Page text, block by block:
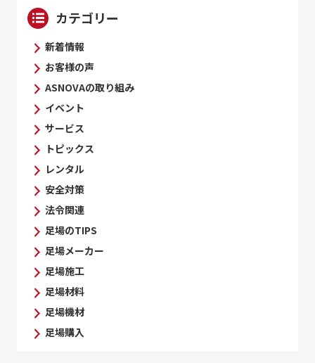
カテゴリー
新着情報
お客様の声
ASNOVAの取り組み
イベント
サービス
トピックス
レンタル
安全対策
法令関連
足場のTIPS
足場メーカー
足場施工
足場材料
足場機材
足場購入